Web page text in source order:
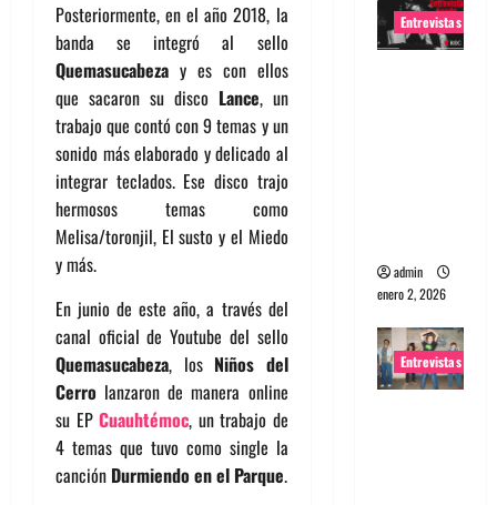
Posteriormente, en el año 2018, la
banda se integró al sello
Quemasucabeza y es con ellos
que sacaron su disco Lance, un
trabajo que contó con 9 temas y un
sonido más elaborado y delicado al
integrar teclados. Ese disco trajo
hermosos temas como
Melisa/toronjil, El susto y el Miedo
y más.
En junio de este año, a través del
canal oficial de Youtube del sello
Quemasucabeza, los Niños del
Cerro lanzaron de manera online
su EPCuauhtémoc, un trabajo de
4 temas que tuvo como single la
canción Durmiendo en el Parque.
Entrevistas
admin
enero 2, 2026
Entrevistas